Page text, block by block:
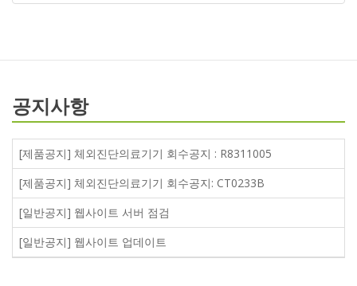
공지사항
[제품공지] 체외진단의료기기 회수공지 : R8311005
[제품공지] 체외진단의료기기 회수공지: CT0233B
[일반공지] 웹사이트 서버 점검
[일반공지] 웹사이트 업데이트